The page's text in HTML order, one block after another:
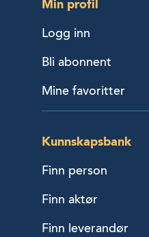
Min profil
Logg inn
Bli abonnent
Mine favoritter
Kunnskapsbank
Finn person
Finn aktør
Finn leverandør